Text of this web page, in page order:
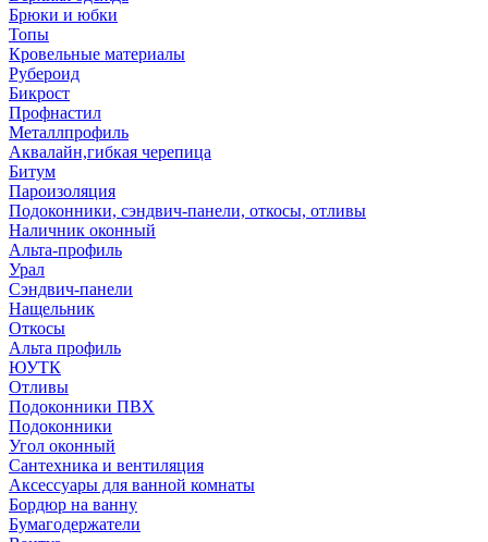
Брюки и юбки
Топы
Кровельные материалы
Рубероид
Бикрост
Профнастил
Металлпрофиль
Аквалайн,гибкая черепица
Битум
Пароизоляция
Подоконники, сэндвич-панели, откосы, отливы
Наличник оконный
Альта-профиль
Урал
Сэндвич-панели
Нащельник
Откосы
Альта профиль
ЮУТК
Отливы
Подоконники ПВХ
Подоконники
Угол оконный
Сантехника и вентиляция
Аксессуары для ванной комнаты
Бордюр на ванну
Бумагодержатели